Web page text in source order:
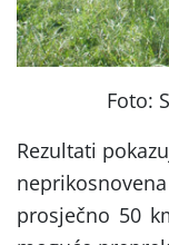
Foto:
Rezultati
prosječno 50